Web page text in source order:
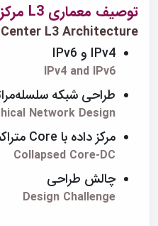
توصیف معماری L3 مرکز داده
Center L3 Architecture
IPv4 و IPv6
IPv4 and IPv6
طراحی شبکه
Network Design
مرکز داده با Core متراکم (Collapsed Core)
Collapsed Core-DC
چالش طراحی
Design Challenge